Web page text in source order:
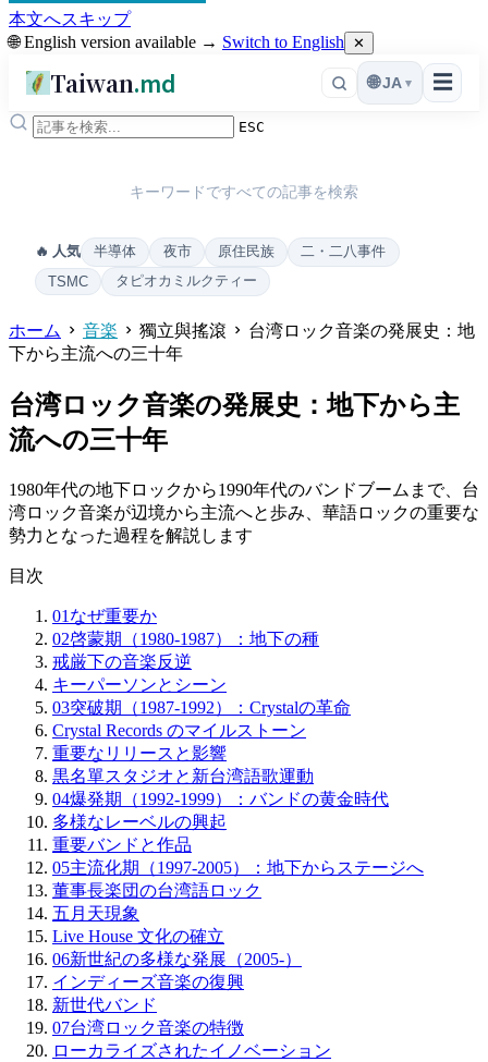
本文へスキップ
🌐 English version available → Switch to English ✕
Taiwan.md ☰
🌐 JA ▾
ESC
キーワードですべての記事を検索
🔥 人気 半導体 夜市 原住民族
二・二八事件
TSMC
タピオカミルクティー
ホーム 音楽 獨立與搖滾
台湾ロック音楽の発展史：地
下から主流への三十年
台湾ロック音楽の発展史：地下から主
流への三十年
1980年代の地下ロックから1990年代のバンドブームまで、台
湾ロック音楽が辺境から主流へと歩み、華語ロックの重要な
勢力となった過程を解説します
目次
01 なぜ重要か
02啓蒙期（1980-1987）：地下の種
戒厳下の音楽反逆
キーパーソンとシーン
03突破期（1987-1992）：Crystalの革命
Crystal Records のマイルストーン
重要なリリースと影響
黒名單スタジオと新台湾語歌運動
04爆発期（1992-1999）：バンドの黄金時代
多様なレーベルの興起
重要バンドと作品
05主流化期（1997-2005）：地下からステージへ
董事長楽団の台湾語ロック
五月天現象
Live House 文化の確立
06新世紀の多様な発展（2005-）
インディーズ音楽の復興
新世代バンド
07台湾ロック音楽の特徴
ローカライズされたイノベーション